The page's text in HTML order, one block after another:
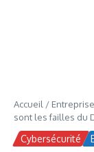
Accueil / Entreprise
sont les failles du
Cybersécurité